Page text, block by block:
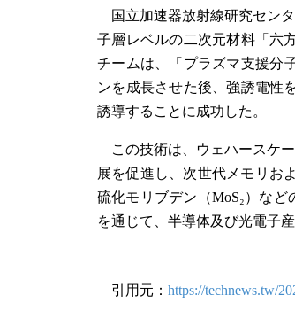
国立加速器放射線研究セン
子層レベルの二次元材料「六
チームは、「プラズマ支援分
ンを成長させた後、強誘電性
誘導することに成功した。
この技術は、ウェハースケ
展を促進し、次世代メモリお
硫化モリブデン（MoS₂）な
を通じて、半導体及び光電子
引用元： https://technews.tw/